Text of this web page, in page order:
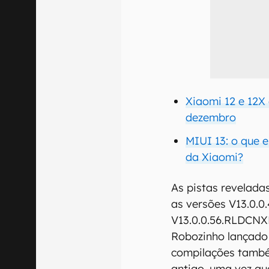
Xiaomi 12 e
dezembro
MIUI 13: o que
da Xiaomi?
As pistas
as versões
Robozinho
compilações